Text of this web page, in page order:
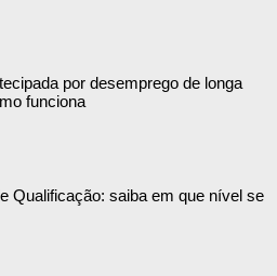
por desemprego de longa
funciona
Qualificação: saiba em que nível se